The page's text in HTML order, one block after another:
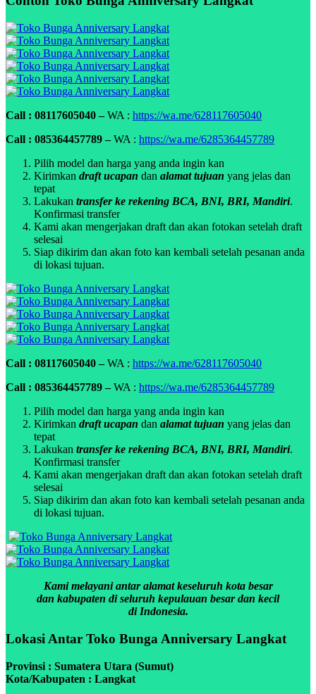
Call : 08117605040 –WA : https://wa.me/628117605040
Call : 085364457789 –WA : https://wa.me/6285364457789
Pilih model dan harga yang anda ingin kan
Kirimkan draft ucapan dan alamat tujuan yang jelas dan
tepat
Lakukan transfer ke rekening BCA, BNI, BRI, Mandiri.
Konfirmasi transfer
Kami akan mengerjakan draft dan akan fotokan setelah draft
selesai
Siap dikirim dan akan foto kan kembali setelah pesanan anda
di lokasi tujuan.
Call : 08117605040 –WA : https://wa.me/628117605040
Call : 085364457789 –WA : https://wa.me/6285364457789
Pilih model dan harga yang anda ingin kan
Kirimkan draft ucapan dan alamat tujuan yang jelas dan
tepat
Lakukan transfer ke rekening BCA, BNI, BRI, Mandiri.
Konfirmasi transfer
Kami akan mengerjakan draft dan akan fotokan setelah draft
selesai
Siap dikirim dan akan foto kan kembali setelah pesanan anda
di lokasi tujuan.
Kami melayani antar alamat keseluruh kota besar
dan kabupaten di seluruh kepulauan besar dan kecil
di Indonesia.
Lokasi Antar Toko Bunga Anniversary Langkat
Provinsi : Sumatera Utara (Sumut)
Kota/Kabupaten : Langkat